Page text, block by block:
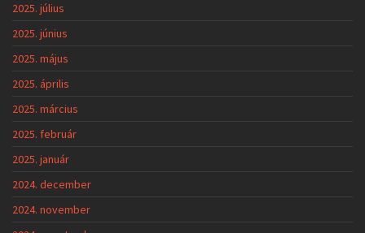
2025. július
2025. június
2025. május
2025. április
2025. március
2025. február
2025. január
2024. december
2024. november